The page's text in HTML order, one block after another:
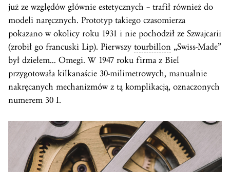
już ze względów głównie estetycznych – trafił również do
modeli naręcznych. Prototyp takiego czasomierza
pokazano w okolicy roku 1931 i nie pochodził ze Szwajcarii
(zrobił go francuski Lip). Pierwszy tourbillon „Swiss-Made”
był dziełem… Omegi. W 1947 roku firma z Biel
przygotowała kilkanaście 30-milimetrowych, manualnie
nakręcanych mechanizmów z tą komplikacją, oznaczonych
numerem 30 I.